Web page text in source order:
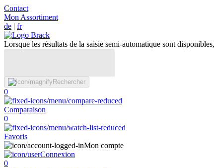
Contact
Mon Assortiment
de | fr
Lorsque les résultats de la saisie semi-automatique sont
Rechercher
0
Comparaison
0
Favoris
Mon compte
Connexion
0